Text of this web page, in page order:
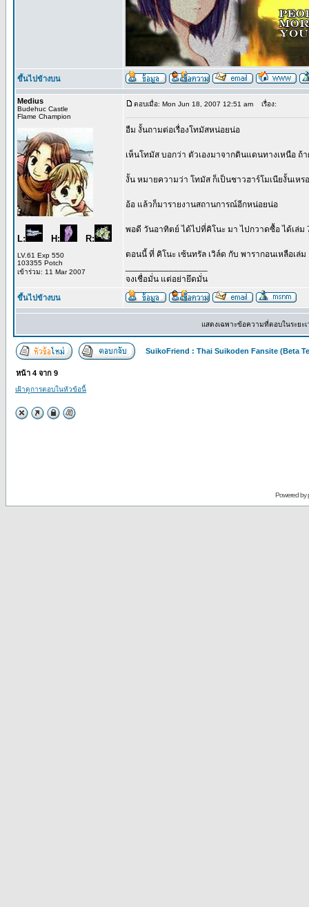
ขึ้นไปข้างบน
Medius
Budehuc Castle
Flame Champion
L: H: R:
LV.61 Exp 550
103355 Potch
เข้าร่วม: 11 Mar 2007
ตอบเมื่อ: Mon Jun 18, 2007 12:51 am เรื่อง:
อืม งั้นถามต่อเรื่องโทมัสหน่อยน่อ
เห็นโทมัส บอกว่า ตัวเองมาจากดินแดนทางเหนือ ถ้
งั้น หมายความว่า โทมัส ก็เป็นชาวฮาร์โมเนียงั้นเหรอ
อ้อ แล้วก็มารายงานสถานการณ์อีกหน่อยน่อ
พอดี วันอาทิตย์ ได้ไปที่คิโนะ มา ไปกวาดซื้อ ได้เล่ม
ตอนนี้ ที่ คิโนะ เซ้นทรัล เวิล์ด กับ พารากอนเหลือเล่ม
จงเชื่อมั่น แต่อย่ายึดมั่น
ขึ้นไปข้างบน
แสดงเฉพาะข้อความที่ตอบในระยะ
SuikoFriend : Thai Suikoden Fansite (Beta
หน้า 4 จาก 9
เฝ้าดูการตอบในหัวข้อนี้
Powered by